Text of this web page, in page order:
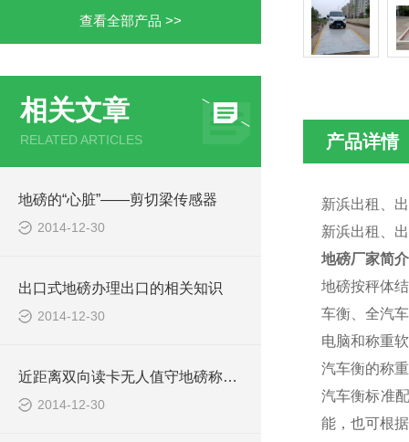
查看全部产品 >>
相关文章
RELATED ARTICLES
地磅的“心脏”——剪切梁传感器
2014-12-30
出口式地磅办理出口的相关知识
2014-12-30
近距离双向读卡无人值守地磅称重系统报价清单
2014-12-30
产品详情
新浜出租、
新浜出租、
地磅厂家简
地磅按秤体
车衡、全汽
电脑和称重
汽车衡的称
汽车衡标准
能，也可根